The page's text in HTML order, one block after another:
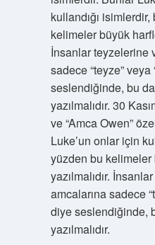
kullandığı
kelimeler büyük
İnsanlar teyzelerine
sadece “teyze” veya
seslendiğinde, bu
yazılmalıdır. 30
ve “Amca Owen”
Luke’un onlar için
yüzden bu
yazılmalıdır.
amcalarına sadece
diye seslendiğinde,
yazılmalıdır.